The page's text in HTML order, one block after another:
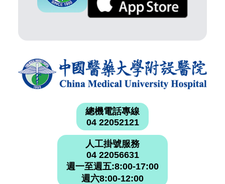
總機電話專線
04 22052121
人工掛號服務
04 22056631
週一至週五:8:00-17:00
週六8:00-12:00